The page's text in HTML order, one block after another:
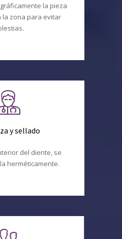
la pieza
la zona para evitar
y sellado
del diente, se
herméticamente.